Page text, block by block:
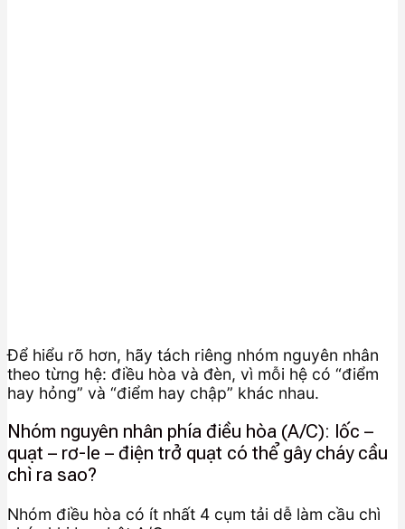
Để hiểu rõ hơn, hãy tách riêng nhóm nguyên nhân
theo từng hệ: điều hòa và đèn, vì mỗi hệ có “điểm
hay hỏng” và “điểm hay chập” khác nhau.
Nhóm nguyên nhân phía điều hòa (A/C): lốc –
quạt – rơ-le – điện trở quạt có thể gây cháy cầu
chì ra sao?
Nhóm điều hòa có ít nhất 4 cụm tải dễ làm cầu chì